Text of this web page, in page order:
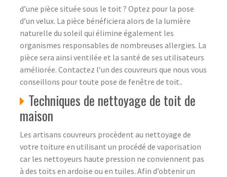
d’une pièce située sous le toit ? Optez pour la pose
d’un velux. La pièce bénéficiera alors de la lumière
naturelle du soleil qui élimine également les
organismes responsables de nombreuses allergies. La
pièce sera ainsi ventilée et la santé de ses utilisateurs
améliorée. Contactez l’un des couvreurs que nous vous
conseillons pour toute pose de fenêtre de toit..
Techniques de nettoyage de toit de
maison
Les artisans couvreurs procèdent au nettoyage de
votre toiture en utilisant un procédé de vaporisation
car les nettoyeurs haute pression ne conviennent pas
à des toits en ardoise ou en tuiles. Afin d’obtenir un